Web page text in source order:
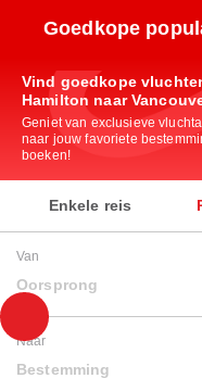
Goedkope
Vind goedkope
Hamilton naar
Geniet van exclusieve
naar jouw favoriete
boeken!
Enkele reis
Van
Oorsprong
Naar
Bestemming